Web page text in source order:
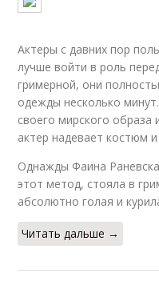
Актеры с давних пор
лучше войти в роль
гримерной, они
одежды несколько
своего мирского образа
актер надевает костюм
Однажды Фаина
этот метод, стояла в
абсолютно голая и
Читать дальше →